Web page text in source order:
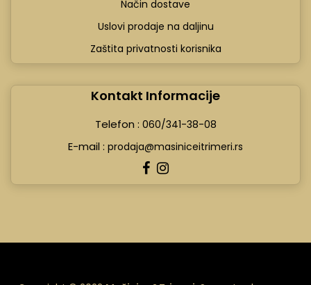
Način dostave
Uslovi prodaje na daljinu
Zaštita privatnosti korisnika
Kontakt Informacije
Telefon : 060/341-38-08
E-mail : prodaja@masiniceitrimeri.rs